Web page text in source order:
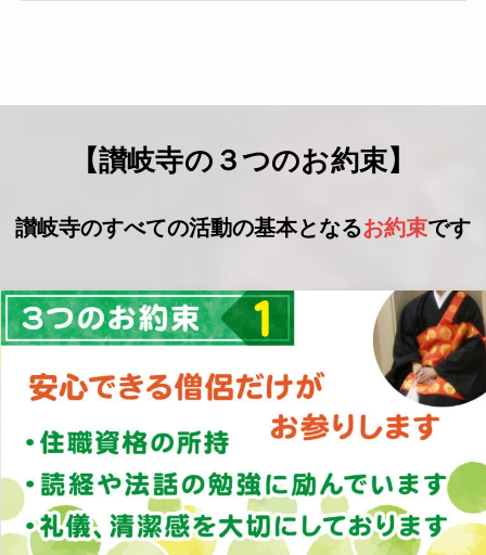
【讃岐寺の３つのお約束】
讃岐寺のすべての活動の基本となるお約束です